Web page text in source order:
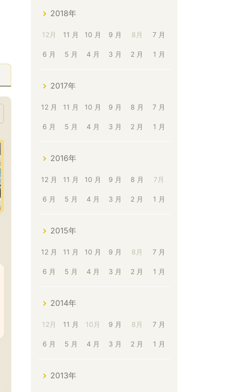
2018年
12月 11 月 10 月 9 月 8月 7 月
6 月 5 月 4 月 3 月 2 月 1 月
2017年
12 月 11 月 10 月 9 月 8 月 7 月
6 月 5 月 4 月 3 月 2 月 1 月
2016年
12 月 11 月 10 月 9 月 8 月 7月
6 月 5 月 4 月 3 月 2 月 1 月
2015年
12 月 11 月 10 月 9 月 8月 7 月
6 月 5 月 4 月 3 月 2 月 1 月
2014年
12月 11 月 10月 9 月 8月 7 月
6 月 5 月 4 月 3 月 2 月 1 月
2013年